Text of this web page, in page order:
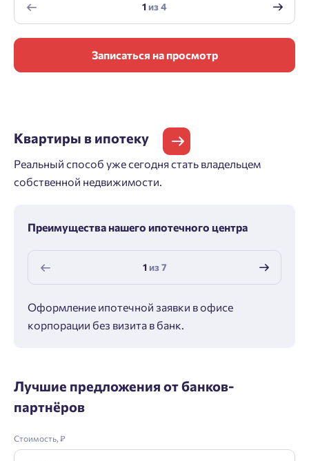
1из4
Записаться на просмотр
Квартиры в ипотеку
Реальный способ уже сегодня стать владельцем
собственной недвижимости.
Преимущества нашего ипотечного центра
1из7
Оформление ипотечной заявки в офисе
корпорации без визита в банк.
Лучшие предложения от банков-
партнёров
Стоимость, ₽